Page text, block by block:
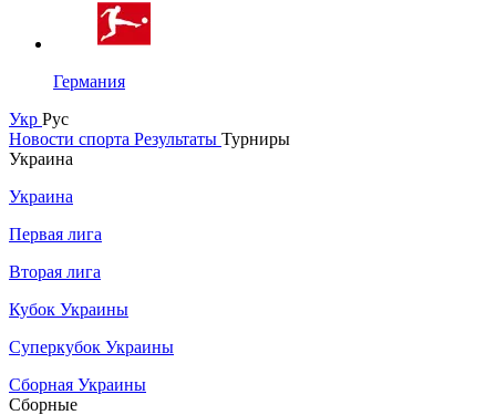
Германия
Укр Рус
Новости спорта Результаты Турниры
Украина
Украина
Первая лига
Вторая лига
Кубок Украины
Суперкубок Украины
Сборная Украины
Сборные